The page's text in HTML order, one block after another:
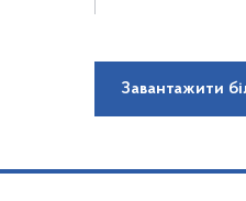
Завантажити